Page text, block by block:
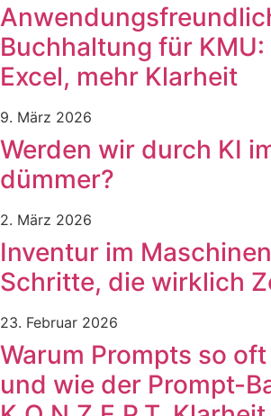
Buchhaltung für
Excel, mehr Klarheit
9. März 2026
Werden wir durch KI
dümmer?
2. März 2026
Inventur im
Schritte, die wirklich
23. Februar 2026
Warum Prompts so
und wie der Prompt-